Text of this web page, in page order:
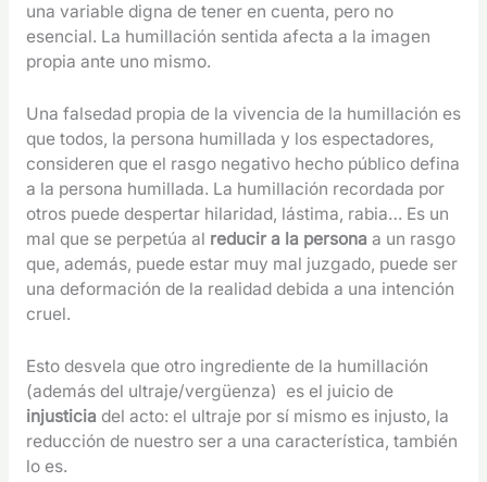
una variable digna de tener en cuenta, pero no
esencial. La humillación sentida afecta a la imagen
propia ante uno mismo.
Una falsedad propia de la vivencia de la humillación es
que todos, la persona humillada y los espectadores,
consideren que el rasgo negativo hecho público defina
a la persona humillada. La humillación recordada por
otros puede despertar hilaridad, lástima, rabia… Es un
mal que se perpetúa al reducir a la persona a un rasgo
que, además, puede estar muy mal juzgado, puede ser
una deformación de la realidad debida a una intención
cruel.
Esto desvela que otro ingrediente de la humillación
(además del ultraje/vergüenza) es el juicio de
injusticia del acto: el ultraje por sí mismo es injusto, la
reducción de nuestro ser a una característica, también
lo es.